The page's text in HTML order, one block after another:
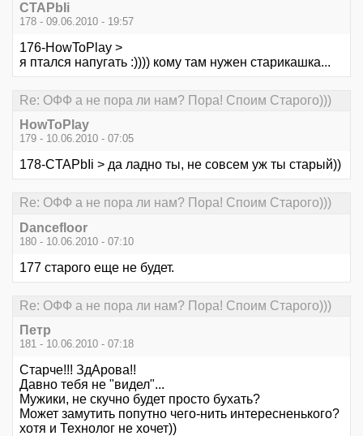
CTAPbIi
178 - 09.06.2010 - 19:57
176-HowToPlay >
я птался напугать :)))) кому там нужен старикашка...
Re: ОФФ а не пора ли нам? Пора! Споим Старого)))
HowToPlay
179 - 10.06.2010 - 07:05
178-CTAPbIi > да ладно ты, не совсем уж ты старый))
Re: ОФФ а не пора ли нам? Пора! Споим Старого)))
Dancefloor
180 - 10.06.2010 - 07:10
177 старого еще не будет.
Re: ОФФ а не пора ли нам? Пора! Споим Старого)))
Петр
181 - 10.06.2010 - 07:18
Старче!!! ЗдАрова!!
Давно тебя не "видел"...
Мужики, не скучно будет просто бухать?
Может замутить попутно чего-нить интересненького?
хотя и Технолог не хочет))